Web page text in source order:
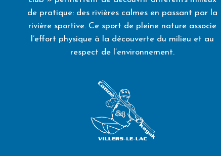
de pratique: des rivières calmes en passant par la
rivière sportive. Ce sport de pleine nature associe
l’effort physique à la découverte du milieu et au
respect de l’environnement.